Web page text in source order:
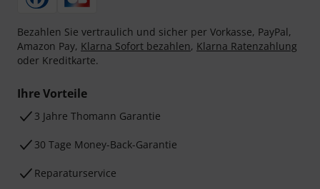
Bezahlen Sie vertraulich und sicher per Vorkasse, PayPal,
Amazon Pay, Klarna Sofort bezahlen, Klarna Ratenzahlung
oder Kreditkarte.
Ihre Vorteile
3 Jahre Thomann Garantie
30 Tage Money-Back-Garantie
Reparaturservice